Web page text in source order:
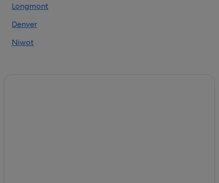
Pleasant View hoteles
Apartamentos en Westminster
Denver West hoteles
Longmont
Denver
Niwot